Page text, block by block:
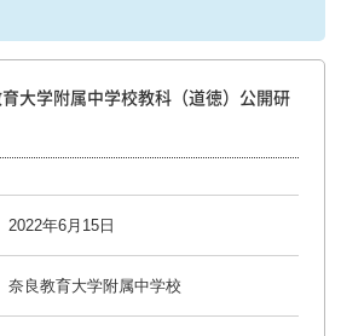
大学附属中学校教科（道徳）公開研
2022年6月15日
奈良教育大学附属中学校